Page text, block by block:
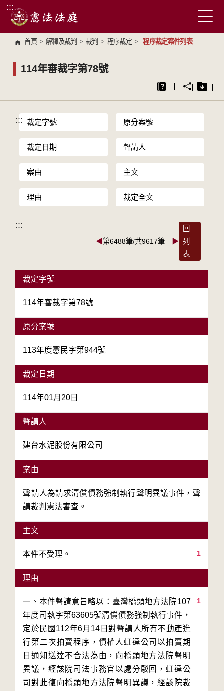
跳到主要內容區塊
:::
首頁 > 解釋及裁判 > 裁判 > 程序裁定 > 程序裁定案件列表
114年審裁字第78號
::: 裁定字號 原分案號
裁定日期 聲請人
案由 主文
理由 裁定全文
:::
◀第6488筆/共9617筆 ▶
回
列
表
裁定字號
114年審裁字第78號
原分案號
113年度憲民字第944號
裁定日期
114年01月20日
聲請人
建台水泥股份有限公司
案由
聲請人為請求清償債務強制執行聲明異議事件，聲
請裁判憲法審查。
主文
1
本件不受理。
理由
1
一、本件聲請意旨略以：臺灣橋頭地方法院107
年度司執字第63605號清償債務強制執行事件，
定於民國112年6月14日對聲請人所有不動產進
行第二次拍賣程序，債權人虹達公司以拍賣期
日通知送達不合法為由，向橋頭地方法院聲明
異議，經該院司法事務官以處分駁回，虹達公
司對此復向橋頭地方法院聲明異議，經該院裁